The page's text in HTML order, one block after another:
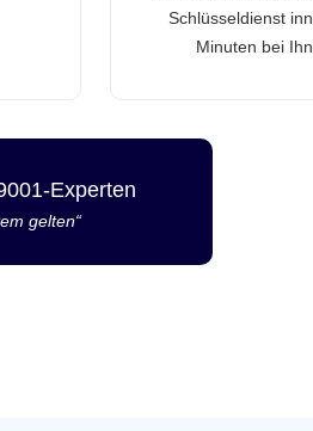
Schlüsseldienst
Minuten bei
Experten
gelten“